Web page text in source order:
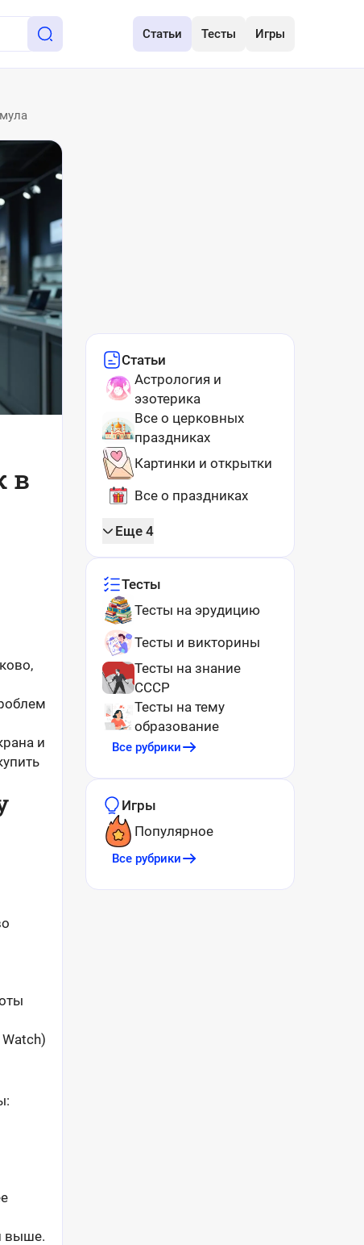
Статьи Тесты Игры
в
и
выше.
Статьи
Астрология и
эзотерика
Все о церковных
праздниках
Картинки и открытки
Все о праздниках
Еще 4
Тесты
Тесты на эрудицию
Тесты и викторины
Тесты на знание
СССР
Тесты на тему
образование
Все рубрики
Игры
Популярное
Все рубрики